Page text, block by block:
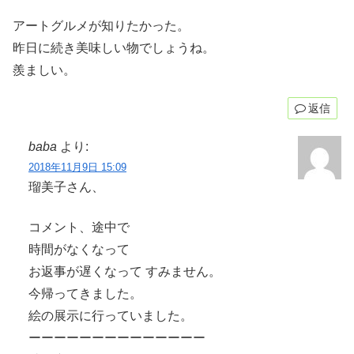
アートグルメが知りたかった。
昨日に続き美味しい物でしょうね。
羨ましい。
返信
baba より:
2018年11月9日 15:09
瑠美子さん、
コメント、途中で
時間がなくなって
お返事が遅くなって すみません。
今帰ってきました。
絵の展示に行っていました。
ーーーーーーーーーーーーーー